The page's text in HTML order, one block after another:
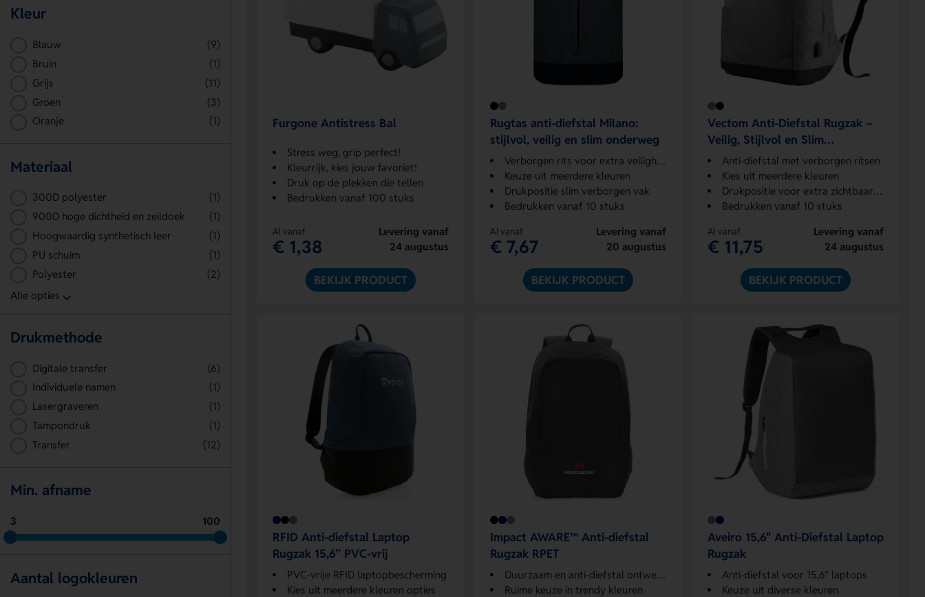
Furgone Antistress Bal
Stress weg, grip perfect!
Kleurrijk, kies jouw favoriet!
Druk op de plekken die tellen
Bedrukken vanaf 100 stuks
Al vanaf
€ 1,38
Levering vanaf
24 augustus
BEKIJK PRODUCT
Rugtas anti-diefstal Milano:
stijlvol, veilig en slim onderweg
Verborgen rits voor extra veiligheid
Keuze uit meerdere kleuren
Drukpositie slim verborgen vak
Bedrukken vanaf 10 stuks
Al vanaf
€ 7,67
Levering vanaf
20 augustus
BEKIJK PRODUCT
Vectom Anti-Diefstal Rugzak –
Veilig, Stijlvol en Slim
Ontworpen
Anti-diefstal met verborgen ritsen
Kies uit meerdere kleuren
Drukpositie voor extra zichtbaarheid
Bedrukken vanaf 10 stuks
Al vanaf
€ 11,75
Levering vanaf
24 augustus
BEKIJK PRODUCT
RFID Anti-diefstal Laptop
Rugzak 15,6” PVC-vrij
PVC-vrije RFID laptopbescherming
Kies uit meerdere kleuren opties
Impact AWARE™ Anti-diefstal
Rugzak RPET
Duurzaam en anti-diefstal ontwerp
Ruime keuze in trendy kleuren
Aveiro 15,6" Anti-Diefstal Laptop
Rugzak
Anti-diefstal voor 15,6” laptops
Keuze uit diverse kleuren
Kleur
Blauw
(9)
Bruin
(1)
Grijs
(11)
Groen
(3)
Oranje
(1)
Materiaal
300D polyester
(1)
900D hoge dichtheid en zeildoek
(1)
Hoogwaardig synthetisch leer
(1)
PU schuim
(1)
Polyester
(2)
Drukmethode
Digitale transfer
(6)
Individuele namen
(1)
Lasergraveren
(1)
Tampondruk
(1)
Transfer
(12)
Min. afname
3 100
Aantal logokleuren